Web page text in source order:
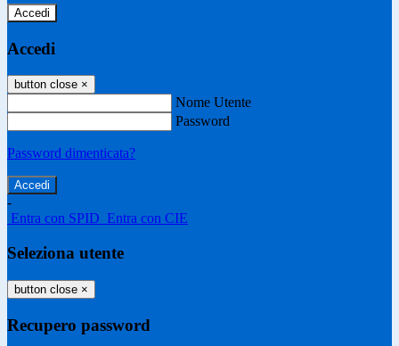
Accedi
Accedi
button close ×
Nome Utente
Password
Password dimenticata?
-
Entra con SPID Entra con CIE
Seleziona utente
button close ×
Recupero password